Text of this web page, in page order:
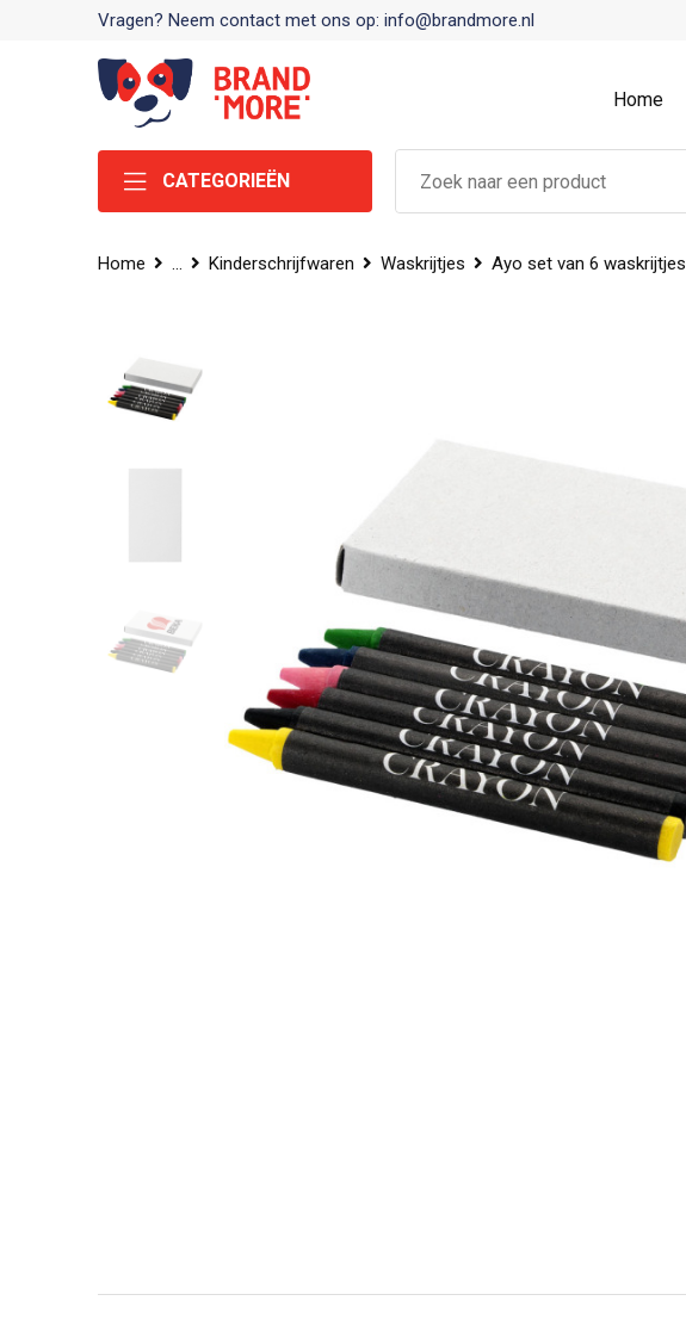
Vragen? Neem contact met ons op: info@brandmore.nl
Home
CATEGORIEËN
Home ... Kinderschrijfwaren Waskrijtjes Ayo set van 6 waskrijtjes